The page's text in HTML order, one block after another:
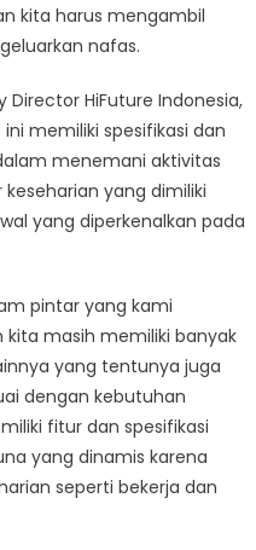
kita harus mengambil
nafas.
HiFuture Indonesia,
memiliki spesifikasi dan
menemani aktivitas
yang dimiliki
yang diperkenalkan pada
pintar yang kami
kita masih memiliki banyak
yang tentunya juga
dengan kebutuhan
fitur dan spesifikasi
yang dinamis karena
seperti bekerja dan